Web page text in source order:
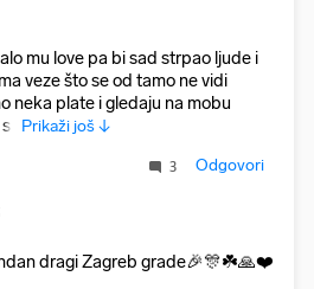
mu love pa bi sad strpao ljude i
veze što se od tamo ne vidi
neka plate i gledaju na mobu
Prikaži još ↓
3 Odgovori
dragi Zagreb grade🎉🎊☘️🙏❤️